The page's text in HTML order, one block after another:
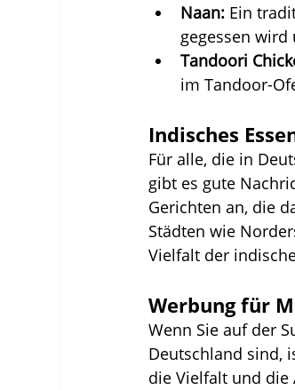
Naan: Ein
gegessen
Tandoori
im Tandoor-
Indisches
Für alle, die in
gibt es gute
Gerichten an, die
Städten wie
Vielfalt der
Werbung für
Wenn Sie auf der
Deutschland sind,
die Vielfalt und